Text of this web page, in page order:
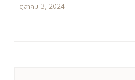
ตุลาคม 3, 2024